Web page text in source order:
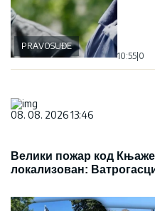
PRAVOSUĐE
10:55 0
08. 08. 2026 13:46
Велики пожар код
локализован: